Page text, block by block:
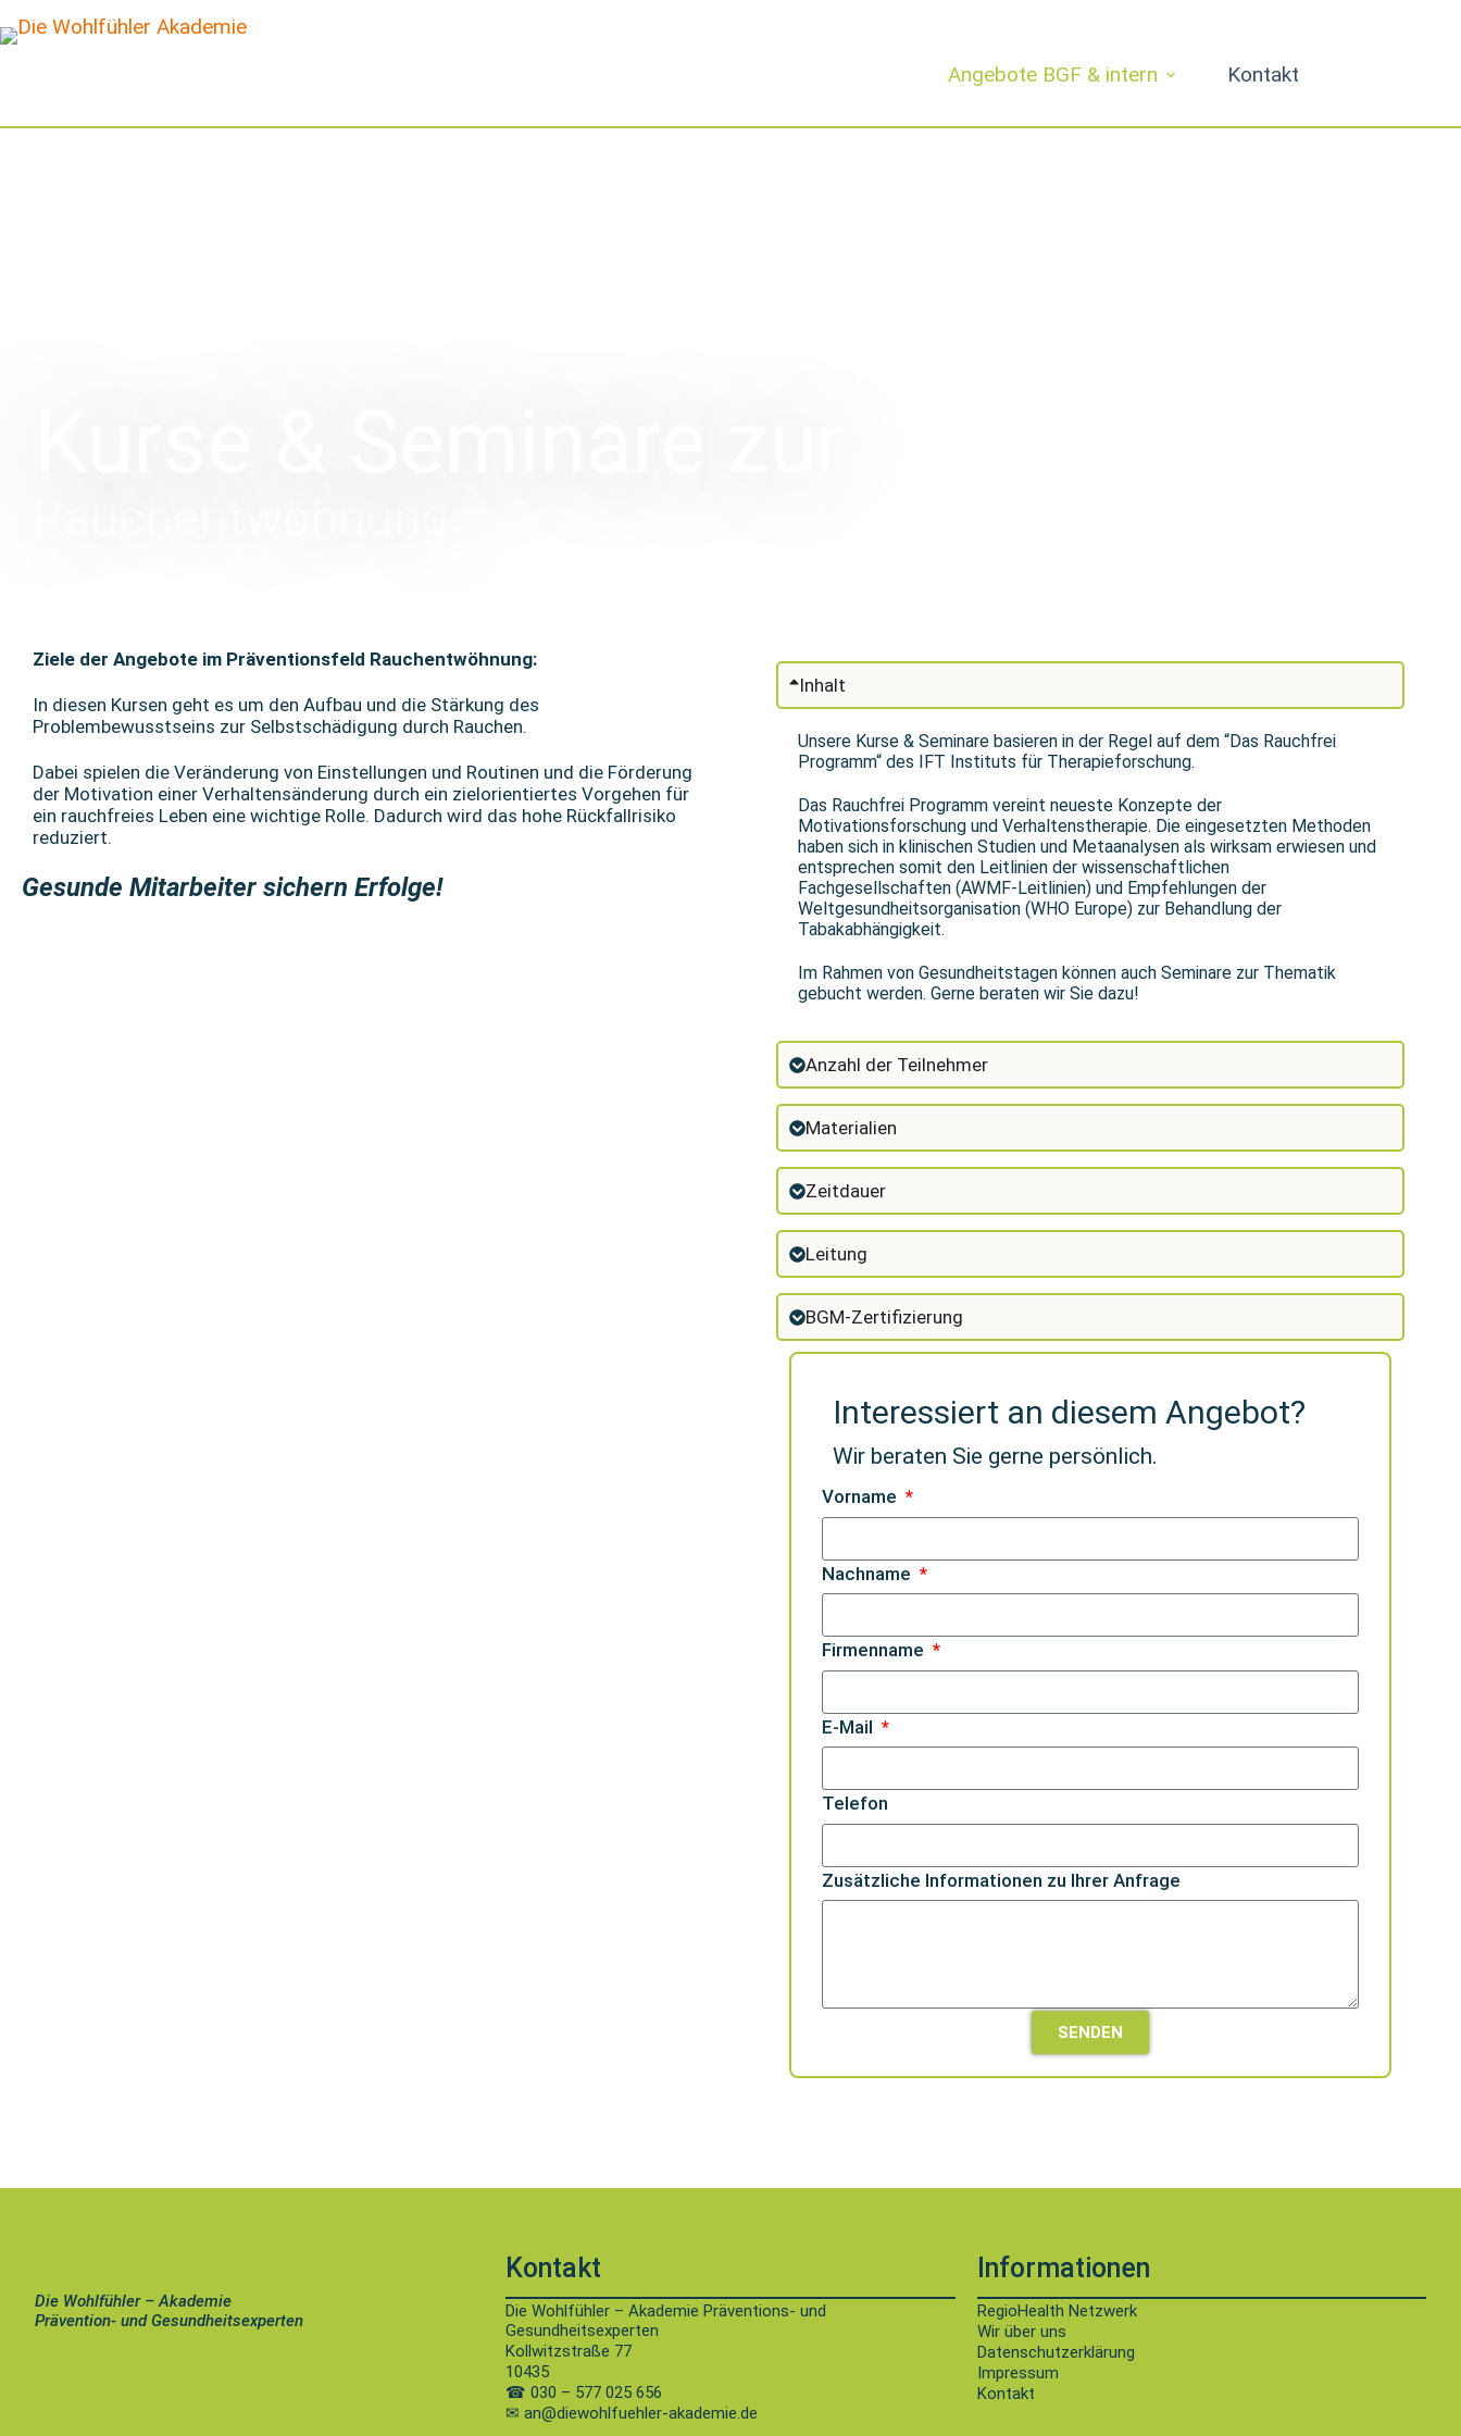
Angebote BGF & intern Kontakt
Ziele der Angebote im Präventionsfeld Rauchentwöhnung:
In diesen Kursen geht es um den Aufbau und die Stärkung des
Problembewusstseins zur Selbstschädigung durch Rauchen.
Dabei spielen die Veränderung von Einstellungen und Routinen und die Förderung
der Motivation einer Verhaltensänderung durch ein zielorientiertes Vorgehen für
ein rauchfreies Leben eine wichtige Rolle. Dadurch wird das hohe Rückfallrisiko
reduziert.
Gesunde Mitarbeiter sichern Erfolge!
Inhalt
Unsere Kurse & Seminare basieren in der Regel auf dem “Das Rauchfrei
Programm“ des IFT Instituts für Therapieforschung.
Das Rauchfrei Programm vereint neueste Konzepte der
Motivationsforschung und Verhaltenstherapie. Die eingesetzten Methoden
haben sich in klinischen Studien und Metaanalysen als wirksam erwiesen und
entsprechen somit den Leitlinien der wissenschaftlichen
Fachgesellschaften (AWMF-Leitlinien) und Empfehlungen der
Weltgesundheitsorganisation (WHO Europe) zur Behandlung der
Tabakabhängigkeit.
Im Rahmen von Gesundheitstagen können auch Seminare zur Thematik
gebucht werden. Gerne beraten wir Sie dazu!
Anzahl der Teilnehmer
Materialien
Zeitdauer
Leitung
BGM-Zertifizierung
Interessiert an diesem Angebot?
Wir beraten Sie gerne persönlich.
Vorname
Nachname
Firmenname
E-Mail
Telefon
Zusätzliche Informationen zu Ihrer Anfrage
SENDEN
Die Wohlfühler – Akademie
Prävention- und Gesundheitsexperten
Kontakt
Die Wohlfühler – Akademie Präventions- und
Gesundheitsexperten
Kollwitzstraße 77
10435
☎030 – 577 025 656
✉ an@diewohlfuehler-akademie.de
Informationen
RegioHealth Netzwerk
Wir über uns
Datenschutzerklärung
Impressum
Kontakt